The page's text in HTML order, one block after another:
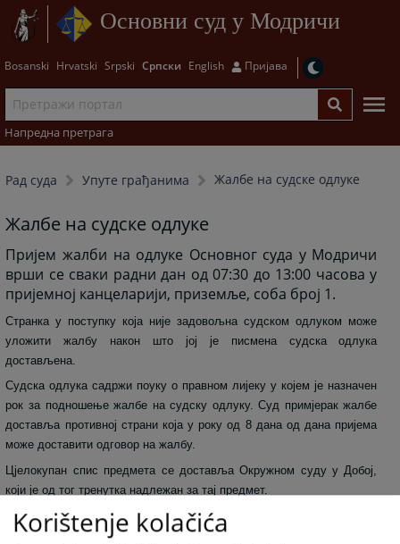
Основни суд у Модричи
Bosanski Hrvatski Srpski Српски English Пријава
Напредна претрага
Рад суда Упуте грађанима Жалбе на судске одлуке
Жалбе на судске одлуке
Пријем жалби на одлуке Основног суда у Модричи
врши се сваки радни дан од 07:30 до 13:00 часова у
пријемној канцеларији, приземље, соба број 1.
Странка у поступку која није задовољна судском одлуком може
уложити жалбу након што јој је писмена судска одлука
достављена.
Судска одлука садржи поуку о правном лијеку у којем је назначен
рок за подношење жалбе на судску одлуку. Суд примјерак жалбе
доставља противној страни која у року од 8 дана од дана пријема
може доставити одговор на жалбу.
Цјелокупан спис предмета се доставља Окружном суду у Добој,
који је од тог тренутка надлежан за тај предмет.
1664ПРЕГЛЕДА
Korištenje kolačića